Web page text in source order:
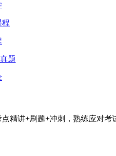
题
精讲+刷题+冲刺，熟练应对考